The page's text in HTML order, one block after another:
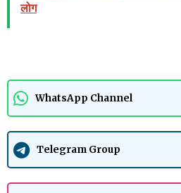
लोग
WhatsApp Channel
Telegram Group